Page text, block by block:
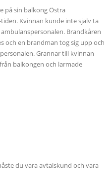
på sin balkong Östra
Kvinnan kunde inte själv ta
Brandkåren
och en brandman tog sig upp och
Grannar till kvinnan
balkongen och larmade
du vara avtalskund och vara